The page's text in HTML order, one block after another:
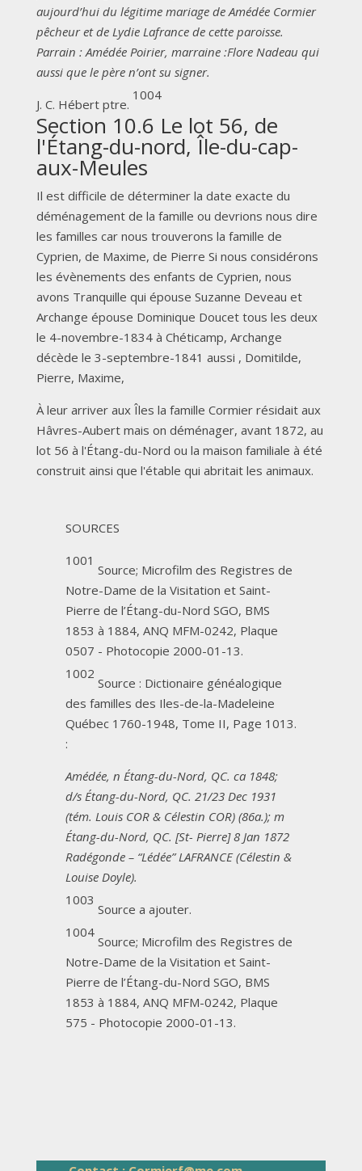
aujourd’hui du légitime mariage de Amédée Cormier
pêcheur et de Lydie Lafrance de cette paroisse.
Parrain : Amédée Poirier, marraine :Flore Nadeau qui
aussi que le père n’ont su signer.
J. C. Hébert ptre.
1004
Section 10.6 Le lot 56, de
l'Étang-du-nord, Île-du-cap-
aux-Meules
Il est difficile de déterminer la date exacte du
déménagement de la famille ou devrions nous dire
les familles car nous trouverons la famille de
Cyprien, de Maxime, de Pierre Si nous considérons
les évènements des enfants de Cyprien, nous
avons Tranquille qui épouse Suzanne Deveau et
Archange épouse Dominique Doucet tous les deux
le 4-novembre-1834 à Chéticamp, Archange
décède le 3-septembre-1841 aussi , Domitilde,
Pierre, Maxime,
À leur arriver aux Îles la famille Cormier résidait aux
Hâvres-Aubert mais on déménager, avant 1872, au
lot 56 à l'Étang-du-Nord ou la maison familiale à été
construit ainsi que l'étable qui abritait les animaux.
SOURCES
1001
Source; Microfilm des Registres de
Notre-Dame de la Visitation et Saint-
Pierre de l’Étang-du-Nord SGO, BMS
1853 à 1884, ANQ MFM-0242, Plaque
0507 - Photocopie 2000-01-13.
1002
Source : Dictionaire généalogique
des familles des Iles-de-la-Madeleine
Québec 1760-1948, Tome II, Page 1013.
:
Amédée, n Étang-du-Nord, QC. ca 1848;
d/s Étang-du-Nord, QC. 21/23 Dec 1931
(tém. Louis COR & Célestin COR) (86a.); m
Étang-du-Nord, QC. [St- Pierre] 8 Jan 1872
Radégonde – “Lédée” LAFRANCE (Célestin &
Louise Doyle).
1003
Source a ajouter.
1004
Source; Microfilm des Registres de
Notre-Dame de la Visitation et Saint-
Pierre de l’Étang-du-Nord SGO, BMS
1853 à 1884, ANQ MFM-0242, Plaque
575 - Photocopie 2000-01-13.